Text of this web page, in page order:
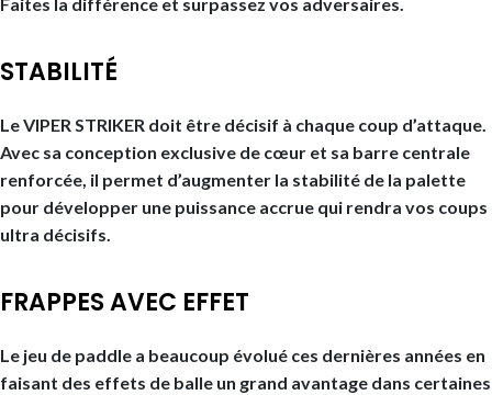
Faites la différence et surpassez vos adversaires.
STABILITÉ
Le VIPER STRIKER doit être décisif à chaque coup d’attaque.
Avec sa conception exclusive de cœur et sa barre centrale
renforcée, il permet d’augmenter la stabilité de la palette
pour développer une puissance accrue qui rendra vos coups
ultra décisifs.
FRAPPES AVEC EFFET
Le jeu de paddle a beaucoup évolué ces dernières années en
faisant des effets de balle un grand avantage dans certaines